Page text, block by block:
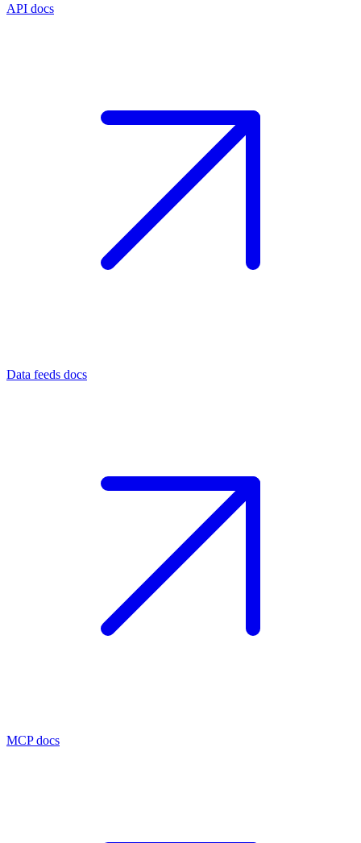
API docs
Data feeds docs
MCP docs